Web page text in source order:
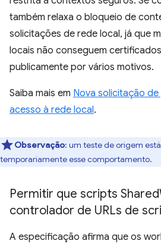
também relaxa o bloqueio de
solicitações de rede local, já que
locais não conseguem
publicamente por vários motivos.
Saiba mais em Nova solicitação
acesso à rede local.
Observação: um teste de origem
temporariamente esse comportamento.
Permitir que scripts Shared
controlador de URLs de
A especificação afirma que os